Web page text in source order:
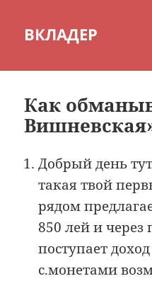
ВКЛАДЕР
Как
Добрый день
такая твой
рядом
850 лей и через
поступает
с.монетами